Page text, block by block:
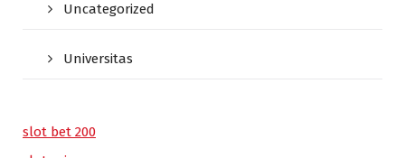
Uncategorized
Universitas
slot bet 200